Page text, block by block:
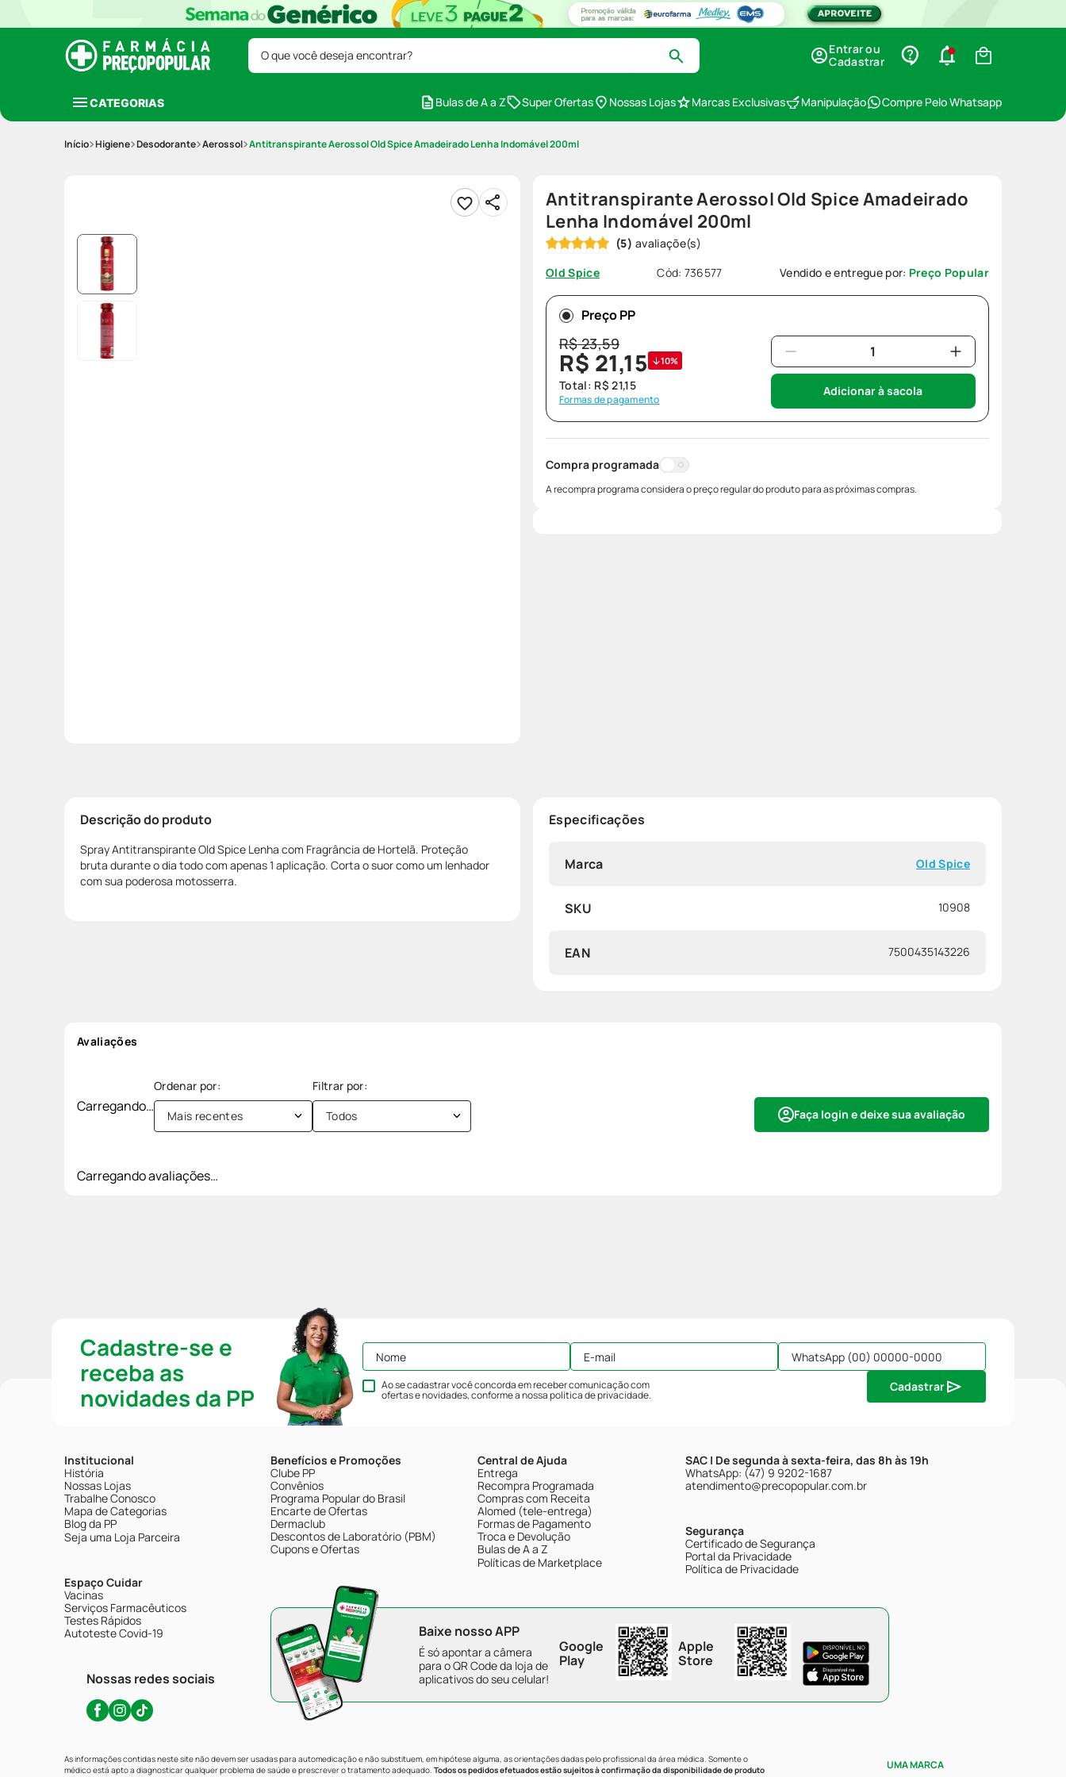
O que você deseja encontrar?
Entrar ou
Cadastrar
CATEGORIAS Bulas de A a Z Super Ofertas Nossas Lojas Marcas Exclusivas Manipulação Compre Pelo Whatsapp
Higiene Desodorante Aerossol Antitranspirante Aerossol Old Spice Amadeirado Lenha Indomável 200ml
Antitranspirante Aerossol Old Spice Amadeirado
Lenha Indomável 200ml
(5)
Old Spice
Cód: 736577 Vendido e entregue por: Preço Popular
Preço PP
R$23,59
R$ 21,15 10%
Total: R$ 21,15
Formas de pagamento
Adicionar à sacola
Compra programada
A recompra programa considera o preço regular do produto para as próximas compras.
Descrição do produto
Spray Antitranspirante Old Spice Lenha com Fragrância de Hortelã. Proteção
bruta durante o dia todo com apenas 1 aplicação. Corta o suor como um lenhador
com sua poderosa motosserra.
Especificações
Marca Old Spice
SKU 10908
EAN 7500435143226
Avaliações
Carregando… Faça login e deixe sua avaliação
Mais recentes Todos
Carregando avaliações…
Cadastre-se e
receba as
novidades da PP
Ao se cadastrar você concorda em receber comunicação com
ofertas e novidades, conforme a nossapolítica de privacidade.
Cadastrar
Institucional
História
Nossas Lojas
Trabalhe Conosco
Mapa de Categorias
Blog da PP
Seja uma Loja Parceira
Espaço Cuidar
Vacinas
Serviços Farmacêuticos
Testes Rápidos
Autoteste Covid-19
Nossas redes sociais
Benefícios e Promoções
Clube PP
Convênios
Programa Popular do Brasil
Encarte de Ofertas
Dermaclub
Descontos de Laboratório (PBM)
Cupons e Ofertas
Central de Ajuda
Entrega
Recompra Programada
Compras com Receita
Alomed (tele-entrega)
Formas de Pagamento
Troca e Devolução
Bulas de A a Z
Políticas de Marketplace
SAC | De segunda à sexta-feira, das 8h às 19h
WhatsApp: (47) 9 9202-1687
atendimento@precopopular.com.br
Segurança
Certificado de Segurança
Portal da Privacidade
Política de Privacidade
Baixe nosso APP
É só apontar a câmera
para o QR Code da loja de
aplicativos do seu celular!
Google
Play
Apple
Store
As informações contidas neste site não devem ser usadas para automedicação e não substituem, em hipótese alguma, as orientações dadas pelo profissional da área médica. Somente o
médico está apto a diagnosticar qualquer problema de saúde e prescrever o tratamento adequado. Todos os pedidos efetuados estão sujeitos à confirmação da disponibilidade de produto
UMA MARCA